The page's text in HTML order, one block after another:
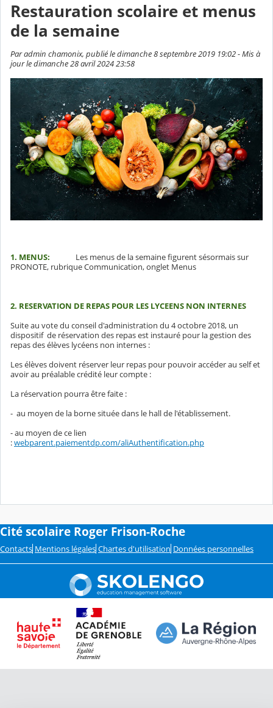
Restauration scolaire et menus
de la semaine
Par admin chamonix, publié le dimanche 8 septembre 2019 19:02 - Mis à
jour le dimanche 28 avril 2024 23:58
1. MENUS: Les menus de la semaine figurent sésormais sur
PRONOTE, rubrique Communication, onglet Menus
2. RESERVATION DE REPAS POUR LES LYCEENS NON INTERNES
Suite au vote du conseil d'administration du 4 octobre 2018, un
dispositif de réservation des repas est instauré pour la gestion des
repas des élèves lycéens non internes :
Les élèves doivent réserver leur repas pour pouvoir accéder au self et
avoir au préalable crédité leur compte :
La réservation pourra être faite :
- au moyen de la borne située dans le hall de l'établissement.
- au moyen de ce lien
:webparent.paiementdp.com/aliAuthentification.php
Cité scolaire Roger Frison-Roche
Contacts Mentions légales Chartes d'utilisation Données personnelles